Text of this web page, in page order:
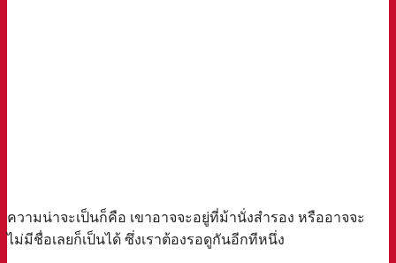
ความน่าจะเป็นก็คือ เขาอาจจะอยู่ที่ม้านั่งสำรอง หรืออาจจะ
ไม่มีชื่อเลยก็เป็นได้ ซึ่งเราต้องรอดูกันอีกทีหนึ่ง